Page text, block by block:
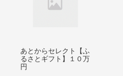
あとからセレクト【ふ
るさとギフト】１０万
円